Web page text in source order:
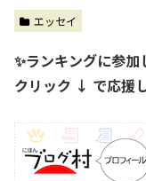
エッセイ
✨ランキングに参加
クリック ↓ で応援